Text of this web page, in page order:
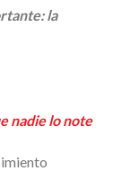
la
nadie lo note